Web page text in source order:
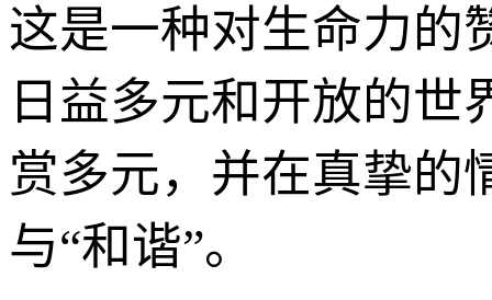
这是一种对生命力的
日益多元和开放的
赏多元，并在真挚的
与“和谐”。